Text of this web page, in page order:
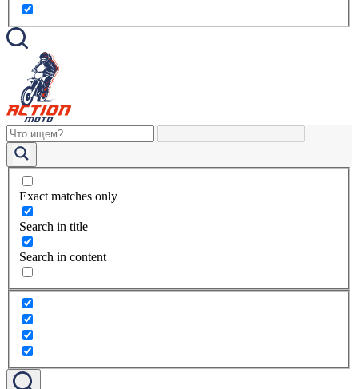
Exact matches only
Search in title
Search in content